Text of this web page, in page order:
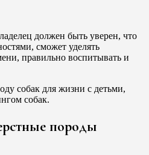
должен быть уверен, что
сможет уделять
правильно воспитывать и
собак для жизни с детьми,
собак.
породы